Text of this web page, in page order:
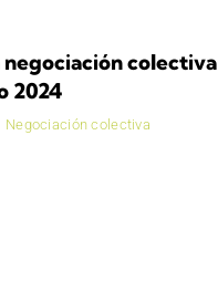
colectiva
2024
Negociación colectiva